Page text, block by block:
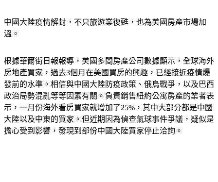
中國大陸疫情解封，不只旅遊業復甦，也為美國房產市場加
溫。
根據華爾街日報報導，美國多間房產公司數據顯示，全球海外
房地產買家，過去3個月在美國買房的興趣，已經接近疫情爆
發前的水準。相信與中國大陸防疫政策、俄烏戰爭，以及巴西
政治局勢混亂等等因素有關。負責銷售紐約公寓房產的業者表
示，一月份海外看房買家就增加了25%，其中大部分都是中國
大陸以及中東的買家。但近期因為偵查氣球事件爭議，疑似是
擔心受到影響，發現到部份中國大陸買家停止洽詢。